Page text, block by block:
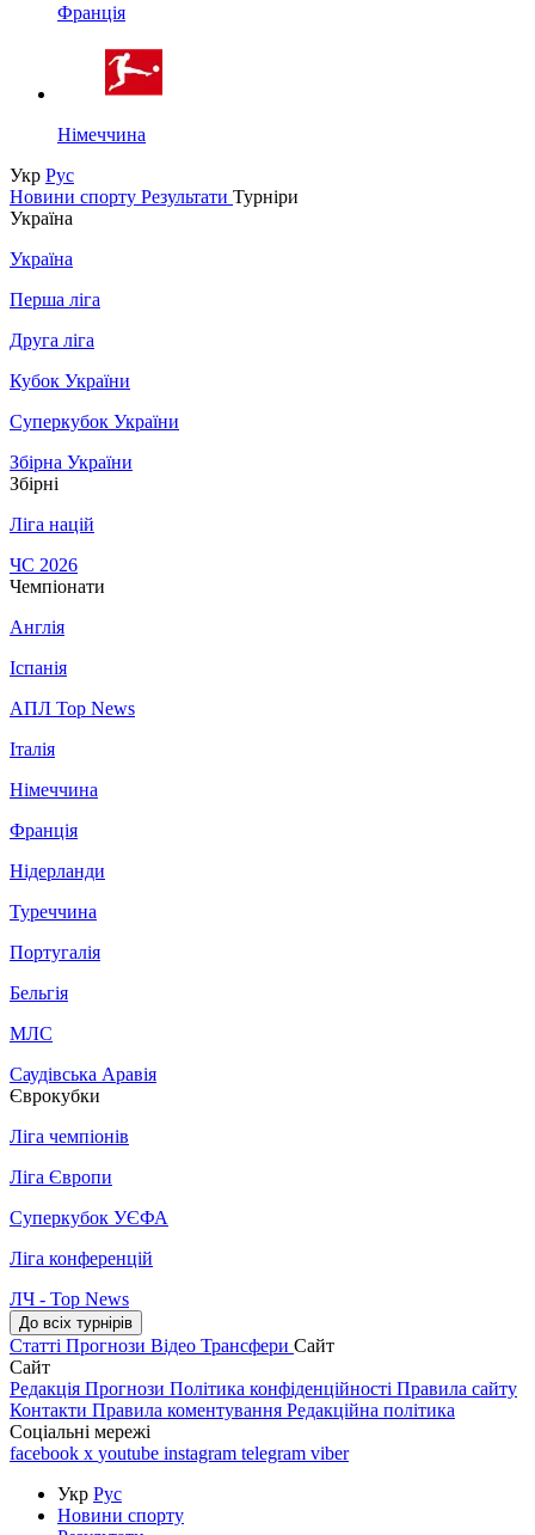
Франція
Німеччина
Укр Рус
Новини спорту Результати Турніри
Україна
Україна
Перша ліга
Друга ліга
Кубок України
Суперкубок України
Збірна України
Збірні
Ліга націй
ЧС 2026
Чемпіонати
Англія
Іспанія
АПЛ Top News
Італія
Німеччина
Франція
Нідерланди
Туреччина
Португалія
Бельгія
МЛС
Саудівська Аравія
Єврокубки
Ліга чемпіонів
Ліга Європи
Суперкубок УЄФА
Ліга конференцій
ЛЧ - Top News
До всіх турнірів
Статті Прогнози Відео Трансфери Сайт
Сайт
Редакція Прогнози Політика конфіденційності Правила сайту
Контакти Правила коментування Редакційна політика
Соціальні мережі
facebook x youtube instagram telegram viber
Укр Рус
Новини спорту